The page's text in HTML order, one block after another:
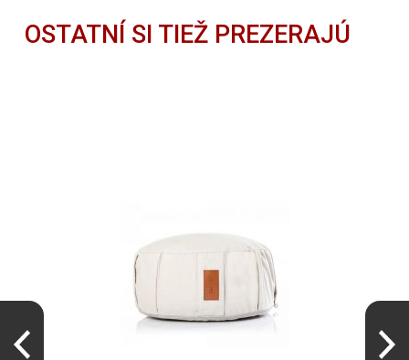
OSTATNÍ SI TIEŽ PREZERAJÚ